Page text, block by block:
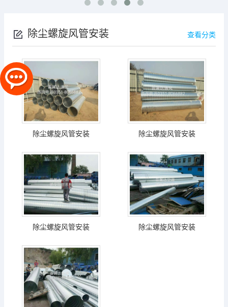
除尘螺旋风管安装 查看分类
除尘螺旋风管安装 除尘螺旋风管安装
除尘螺旋风管安装 除尘螺旋风管安装